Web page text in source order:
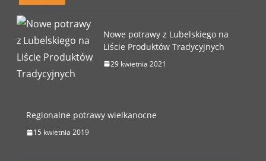
Nowe potrawy z Lubelskiego na
Liście Produktów Tradycyjnych
29 kwietnia 2021
Regionalne potrawy wielkanocne
15 kwietnia 2019